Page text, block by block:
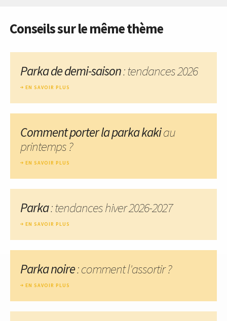
Conseils sur le même thème
Parka de demi-saison: tendances 2026
EN SAVOIR PLUS
Comment porter la parka kakiau
printemps ?
EN SAVOIR PLUS
Parka: tendances hiver 2026-2027
EN SAVOIR PLUS
Parka noire: comment l'assortir ?
EN SAVOIR PLUS